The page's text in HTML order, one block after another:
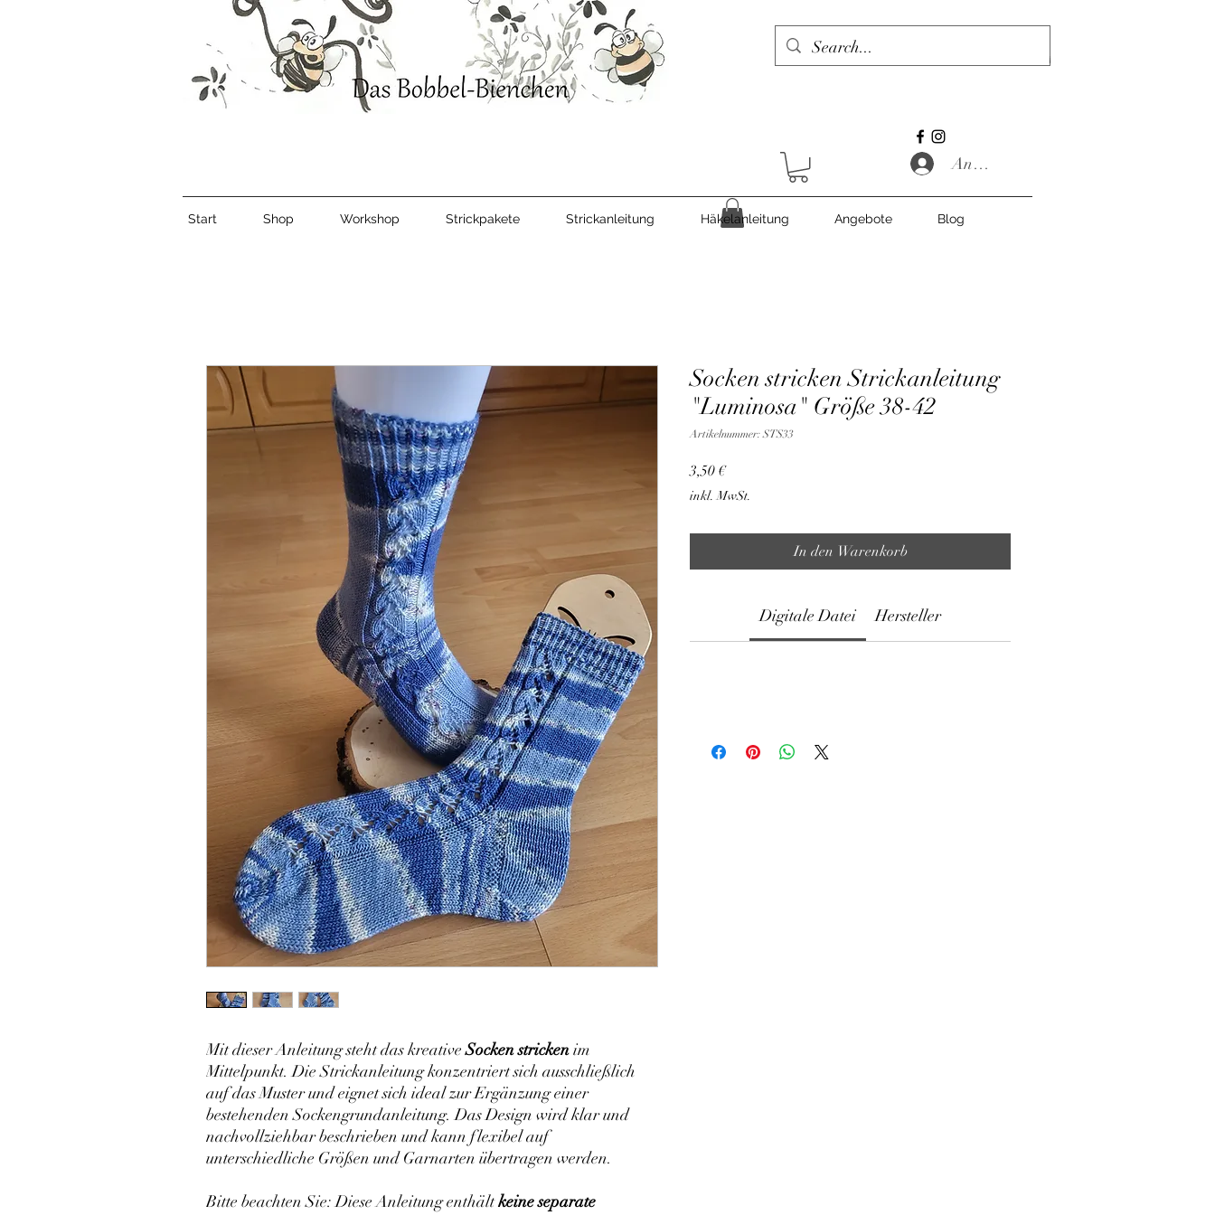
Anmelden
Start Shop Workshop Strickpakete Strickanleitung Häkelanleitung Angebote Blog
Mit dieser Anleitung steht das kreativeSocken strickenim
Mittelpunkt. Die Strickanleitung konzentriert sich ausschließlich
auf das Muster und eignet sich ideal zur Ergänzung einer
bestehenden Sockengrundanleitung. Das Design wird klar und
nachvollziehbar beschrieben und kann flexibel auf
unterschiedliche Größen und Garnarten übertragen werden.
Bitte beachten Sie: Diese Anleitung enthältkeine separate
Socken stricken Strickanleitung
"Luminosa" Größe 38-42
Artikelnummer: STS33
3,50 €Preis
inkl. MwSt.
In den Warenkorb
Digitale Datei Hersteller